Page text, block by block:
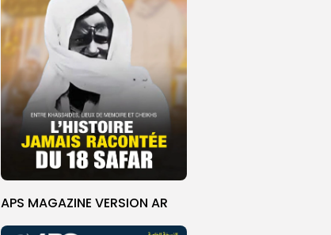
APS MAGAZINE VERSION AR